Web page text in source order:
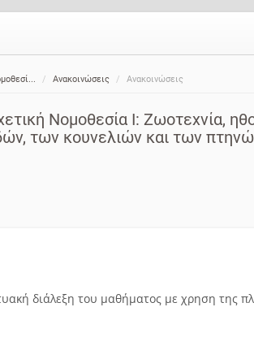
Ανακοινώσεις Ανακοινώσεις
Νομοθεσία Ι: Ζωοτεχνία,
των κουνελιών και των
διάλεξη του μαθήματος με χρηση της